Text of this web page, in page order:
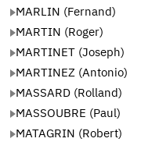
MARLIN (Fernand)
MARTIN (Roger)
MARTINET (Joseph)
MARTINEZ (Antonio)
MASSARD (Rolland)
MASSOUBRE (Paul)
MATAGRIN (Robert)